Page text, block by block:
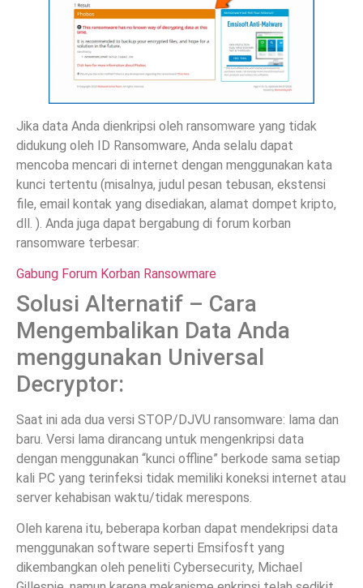
Jika data Anda dienkripsi oleh ransomware yang tidak
didukung oleh ID Ransomware, Anda selalu dapat
mencoba mencari di internet dengan menggunakan kata
kunci tertentu (misalnya, judul pesan tebusan, ekstensi
file, email kontak yang disediakan, alamat dompet kripto,
dll. ). Anda juga dapat bergabung di forum korban
ransomware terbesar:
Gabung Forum Korban Ransowmare
Solusi Alternatif – Cara
Mengembalikan Data Anda
menggunakan Universal
Decryptor:
Saat ini ada dua versi STOP/DJVU ransomware: lama dan
baru. Versi lama dirancang untuk mengenkripsi data
dengan menggunakan “kunci offline” berkode sama setiap
kali PC yang terinfeksi tidak memiliki koneksi internet atau
server kehabisan waktu/tidak merespons.
Oleh karena itu, beberapa korban dapat mendekripsi data
menggunakan software seperti Emsifosft yang
dikembangkan oleh peneliti Cybersecurity, Michael